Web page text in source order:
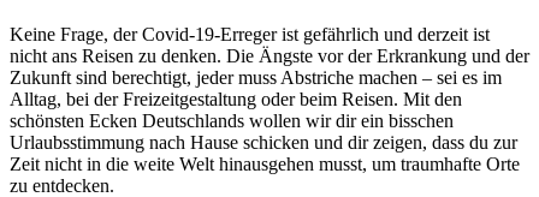
Keine Frage, der Covid-19-Erreger ist gefährlich und derzeit ist
nicht ans Reisen zu denken. Die Ängste vor der Erkrankung und der
Zukunft sind berechtigt, jeder muss Abstriche machen – sei es im
Alltag, bei der Freizeitgestaltung oder beim Reisen. Mit den
schönsten Ecken Deutschlands wollen wir dir ein bisschen
Urlaubsstimmung nach Hause schicken und dir zeigen, dass du zur
Zeit nicht in die weite Welt hinausgehen musst, um traumhafte Orte
zu entdecken.